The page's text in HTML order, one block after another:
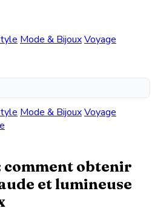
Mode & BijouxVoyage
Mode & BijouxVoyage
comment obtenir
et lumineuse